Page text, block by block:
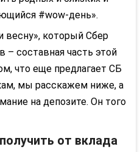
#wow-день».
который Сбер
– составная часть этой
что еще предлагает СБ
мы расскажем ниже, а
на депозите. Он того
от вклада